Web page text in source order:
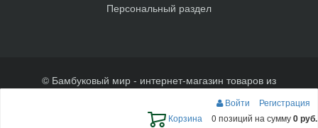
Персональный раздел
© Бамбуковый мир - интернет-магазин товаров из
Наверх
Войти
Регистрация
Корзина
0 позиций на сумму0 руб.